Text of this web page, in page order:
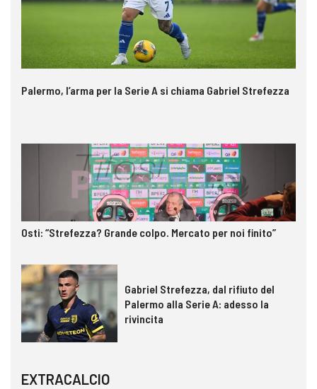
Palermo, l’arma per la Serie A si chiama Gabriel Strefezza
Osti: “Strefezza? Grande colpo. Mercato per noi finito”
Gabriel Strefezza, dal rifiuto del
Palermo alla Serie A: adesso la
rivincita
EXTRACALCIO